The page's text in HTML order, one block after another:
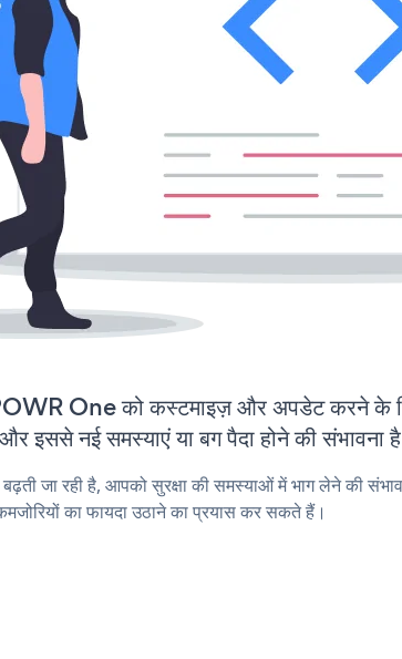
One को कस्टमाइज़ और अपडेट करने के
इससे नई समस्याएं या बग पैदा होने की संभावना
जा रही है, आपको सुरक्षा की समस्याओं में भाग लेने की
का फायदा उठाने का प्रयास कर सकते हैं।